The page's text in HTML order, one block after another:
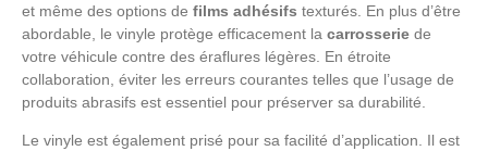
et même des options de films adhésifs texturés. En plus d’être
abordable, le vinyle protège efficacement la carrosserie de
votre véhicule contre des éraflures légères. En étroite
collaboration, éviter les erreurs courantes telles que l’usage de
produits abrasifs est essentiel pour préserver sa durabilité.
Le vinyle est également prisé pour sa facilité d’application. Il est